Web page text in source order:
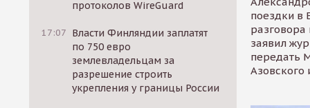
протоколов WireGuard
17:07 Власти Финляндии заплатят
по 750 евро
землевладельцам за
разрешение строить
укрепления у границы России
поездки в
разговора
заявил
передать
Азовского